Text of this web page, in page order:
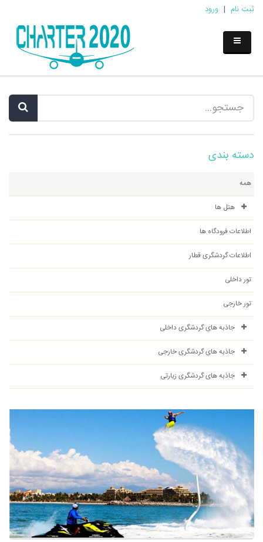
ثبت نام | ورود
دسته بندی
همه
هتل ها
اطلاعات فرودگاه ها
اطلاعات گردشگری قطار
تور داخلی
تور خارجی
جاذبه های گردشگری داخلی
جاذبه های گردشگری خارجی
جاذبه های گردشگری زیارتی